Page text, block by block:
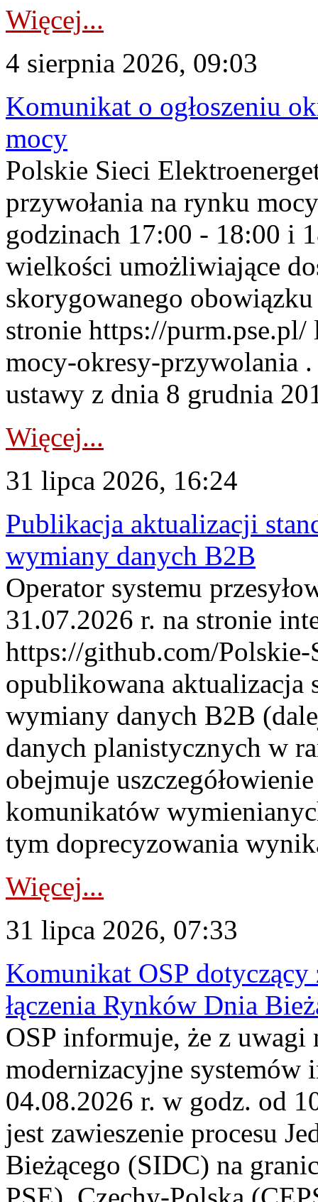
Więcej...
4 sierpnia 2026, 09:03
Komunikat o ogłoszeniu
mocy
Polskie Sieci
przywołania na rynku
godzinach 17:00 - 18:00 i
wielkości umożliwiające
skorygowanego
stronie https://
mocy-okresy-przywolania
ustawy z dnia 8 grudnia
Więcej...
31 lipca 2026, 16:24
Publikacja aktualizacji
wymiany danych B2B
Operator systemu
31.07.2026 r. na stronie
https://github.com/Polskie-
opublikowana aktualizacja
wymiany danych B2B
danych planistycznych w
obejmuje
komunikatów
tym doprecyzowania
Więcej...
31 lipca 2026, 07:33
Komunikat OSP dotyczący
łączenia Rynków Dnia
OSP informuje, że z uwagi
modernizacyjne
04.08.2026 r. w godz. od
jest zawieszenie procesu
Bieżącego (SIDC) na